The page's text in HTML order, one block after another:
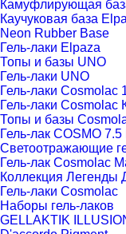
Камуфлирующая
Каучуковая база
Neon Rubber Base
Гель-лаки Elpaza
Топы и базы UNO
Гель-лаки UNO
Гель-лаки Cosmolac
Гель-лаки Cosmolac
Топы и базы
Гель-лак COSMO
Светоотражающие
Гель-лак Cosmolac
Коллекция Легенды
Гель-лаки Cosmolac
Наборы гель-лаков
GELLAKTIK